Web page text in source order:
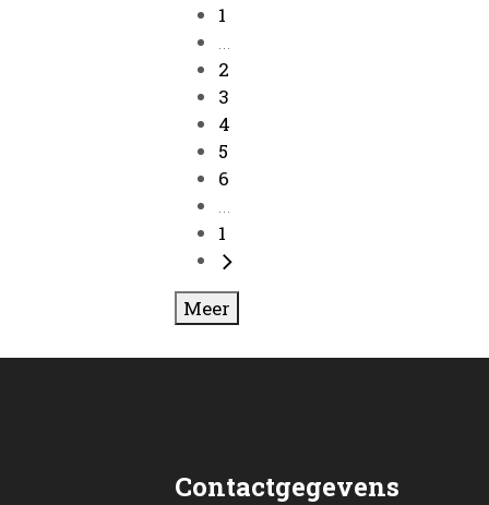
1
...
2
3
4
5
6
...
1
Meer
Contactgegevens